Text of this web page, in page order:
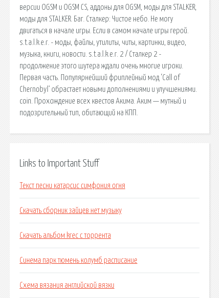
версии OGSM и OGSM CS, аддоны для OGSM, моды для STALKER,
моды для STALKER. Баг. Сталкер: Чистое небо. Не могу
двигаться в начале игры. Если в самом начале игры герой.
s.t.a.l.k.e.r. - моды, файлы, утилиты, читы, картинки, видео,
музыка, книги, новости. s.t.a.l.k.e.r. 2 / Сталкер 2 -
продолжение этого шутера ждали очень многие игроки.
Первая часть. Популярнейший фриплейный мод ‘Call of
Chernobyl‘ обрастает новыми дополнениями и улучшениями.
coin. Прохождение всех квестов Акима. Аким — мутный и
подозрительный тип, обитающий на КПП.
Links to Important Stuff
Текст песни катарсис симфония огня
Скачать сборник зайцев нет музыку
Скачать альбом krec с торрента
Синема парк тюмень колумб расписание
Схема вязания английской вязки